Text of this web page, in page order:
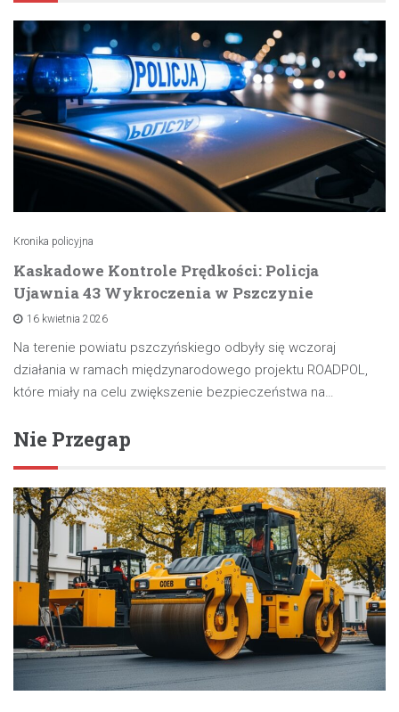
Kronika policyjna
Kaskadowe Kontrole Prędkości: Policja
Ujawnia 43 Wykroczenia w Pszczynie
16 kwietnia 2026
Na terenie powiatu pszczyńskiego odbyły się wczoraj
działania w ramach międzynarodowego projektu ROADPOL,
które miały na celu zwiększenie bezpieczeństwa na…
Nie Przegap